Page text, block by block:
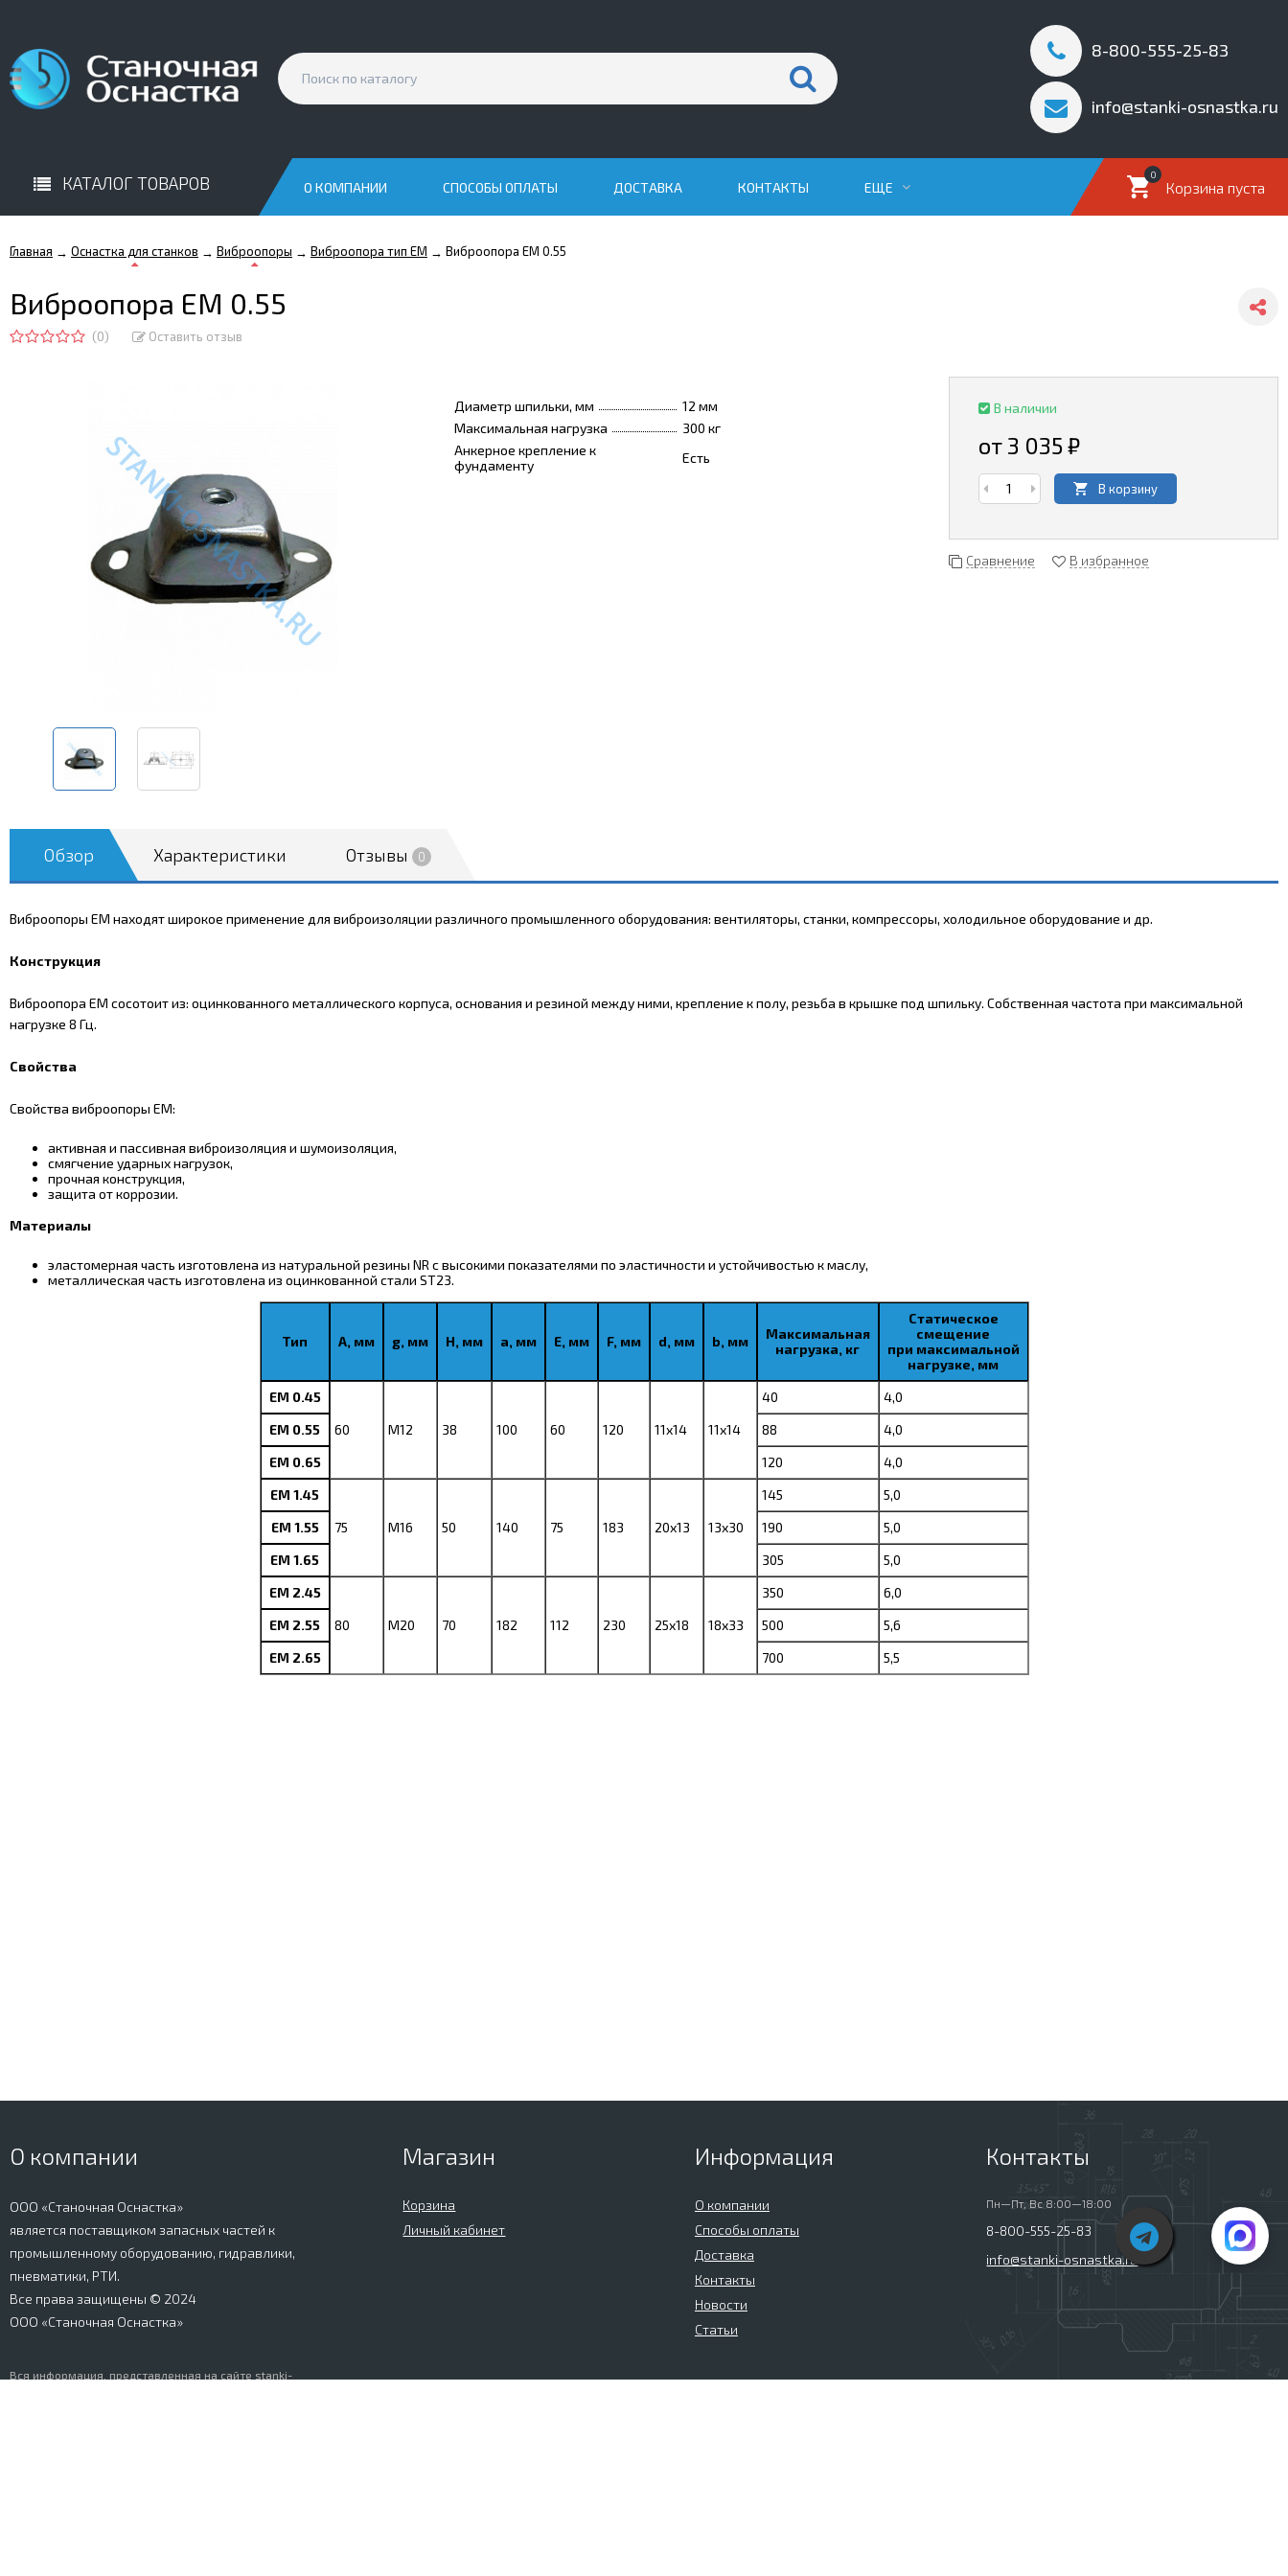
8-800-555-25-83
info@stanki-osnastka.ru
КАТАЛОГ ТОВАРОВ Корзина пуста
0
О КОМПАНИИ СПОСОБЫ ОПЛАТЫ ДОСТАВКА КОНТАКТЫ ЕЩЕ
Главная → Оснастка для станков → Виброопоры → Виброопора тип EM → Виброопора EM 0.55
Виброопора EM 0.55
(0) Оставить отзыв
В наличии
от 3 035 ₽
В корзину
Сравнение В избранное
Диаметр шпильки, мм
12 мм
Максимальная нагрузка
300 кг
Анкерное крепление к
фундаменту
Есть
Обзор Характеристики Отзывы 0
Виброопоры EM находят широкое применение для виброизоляции различного промышленного оборудования: вентиляторы, станки, компрессоры, холодильное оборудование и др.
Конструкция
Виброопора EM сосотоит из: оцинкованного металлического корпуса, основания и резиной между ними, крепление к полу, резьба в крышке под шпильку. Собственная частота при максимальной
нагрузке 8 Гц.
Свойства
Свойства виброопоры EM:
активная и пассивная виброизоляция и шумоизоляция,
смягчение ударных нагрузок,
прочная конструкция,
защита от коррозии.
Материалы
эластомерная часть изготовлена из натуральной резины NR с высокими показателями по эластичности и устойчивостью к маслу,
металлическая часть изготовлена из оцинкованной стали ST23.
Тип A, мм g, мм H, мм a, мм E, мм F, мм d, мм b, мм
Максимальная
нагрузка, кг
Статическое
смещение
при максимальной
нагрузке, мм
EM 0.45
60
M12 38 100 60 120 11х14 11х14
40
4,0
EM 0.55
88
4,0
EM 0.65
120
4,0
EM 1.45
75
M16 50 140 75 183 20х13 13х30
145
5,0
EM 1.55
190
5,0
EM 1.65
305
5,0
EM 2.45
80
M20 70 182 112 230 25х18 18х33
350
6,0
EM 2.55
500
5,6
EM 2.65
700 5,5
О компании
ООО «Станочная Оснастка»
является поставщиком запасных частей к
промышленному оборудованию, гидравлики,
пневматики, РТИ.
Все права защищены © 2024
ООО «Станочная Оснастка»
Вся информация, представленная на сайте stanki-
Магазин
Корзина
Личный кабинет
Информация
О компании
Способы оплаты
Доставка
Контакты
Новости
Статьи
Контакты
Пн—Пт, Вс 8:00—18:00
8-800-555-25-83
info@stanki-osnastka.ru